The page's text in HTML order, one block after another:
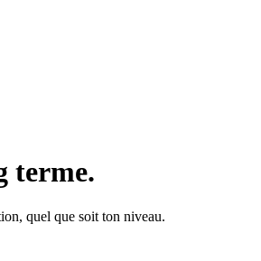
terme.
quel que soit ton niveau.